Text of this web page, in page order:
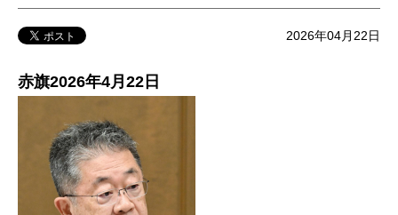
2026年04月22日
赤旗2026年4月22日